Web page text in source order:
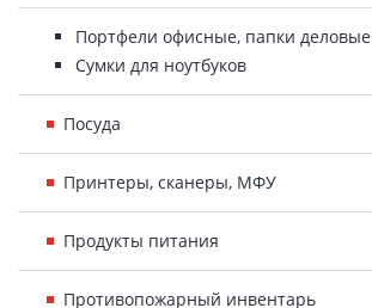
Портфели офисные, папки деловые
Сумки для ноутбуков
Посуда
Принтеры, сканеры, МФУ
Продукты питания
Противопожарный инвентарь